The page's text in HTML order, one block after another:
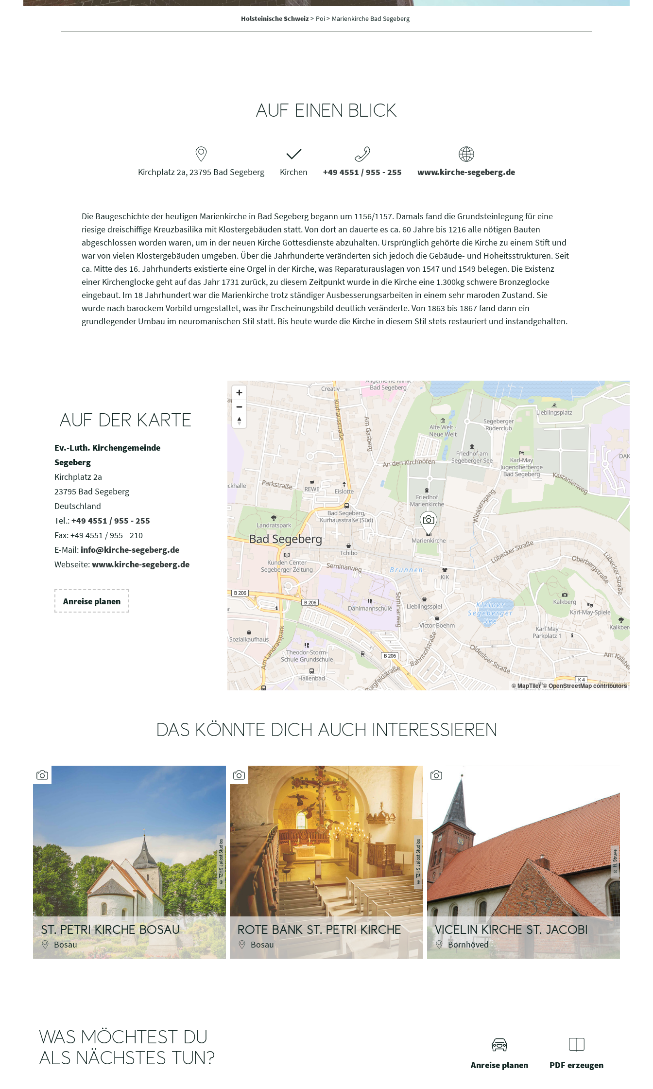
Holsteinische Schweiz> Poi > Marienkirche Bad Segeberg
AUF EINEN BLICK
Kirchplatz 2a, 23795 Bad Segeberg Kirchen +49 4551 / 955 - 255 www.kirche-segeberg.de
Die Baugeschichte der heutigen Marienkirche in Bad Segeberg begann um 1156/1157. Damals fand die Grundsteinlegung für eine
riesige dreischiffige Kreuzbasilika mit Klostergebäuden statt. Von dort an dauerte es ca. 60 Jahre bis 1216 alle nötigen Bauten
abgeschlossen worden waren, um in der neuen Kirche Gottesdienste abzuhalten. Ursprünglich gehörte die Kirche zu einem Stift und
war von vielen Klostergebäuden umgeben. Über die Jahrhunderte veränderten sich jedoch die Gebäude- und Hoheitsstrukturen. Seit
ca. Mitte des 16. Jahrhunderts existierte eine Orgel in der Kirche, was Reparaturauslagen von 1547 und 1549 belegen. Die Existenz
einer Kirchenglocke geht auf das Jahr 1731 zurück, zu diesem Zeitpunkt wurde in die Kirche eine 1.300kg schwere Bronzeglocke
eingebaut. Im 18 Jahrhundert war die Marienkirche trotz ständiger Ausbesserungsarbeiten in einem sehr maroden Zustand. Sie
wurde nach barockem Vorbild umgestaltet, was ihr Erscheinungsbild deutlich veränderte. Von 1863 bis 1867 fand dann ein
grundlegender Umbau im neuromanischen Stil statt. Bis heute wurde die Kirche in diesem Stil stets restauriert und instandgehalten.
AUF DER KARTE
Ev.-Luth. Kirchengemeinde
Segeberg
Kirchplatz 2a
23795 Bad Segeberg
Deutschland
Tel.:+49 4551 / 955 - 255
Fax:+49 4551 / 955 - 210
E-Mail: info@kirche-segeberg.de
Webseite:www.kirche-segeberg.de
Anreise planen
© MapTiler© OpenStreetMap contributors
DAS KÖNNTE DICH AUCH INTERESSIEREN
ST. PETRI KIRCHE BOSAU
Bosau
©
TZHS Jalost Studios
ROTE BANK ST. PETRI KIRCHE
Bosau
©
TZHS Jalost Studios
VICELIN KIRCHE ST. JACOBI
Bornhöved
©
H. Struve
WAS MÖCHTEST DU
ALS NÄCHSTES TUN?
Anreise planen PDF erzeugen